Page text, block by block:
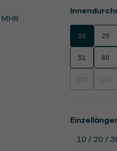
20 25
51 60
102(Diese 110